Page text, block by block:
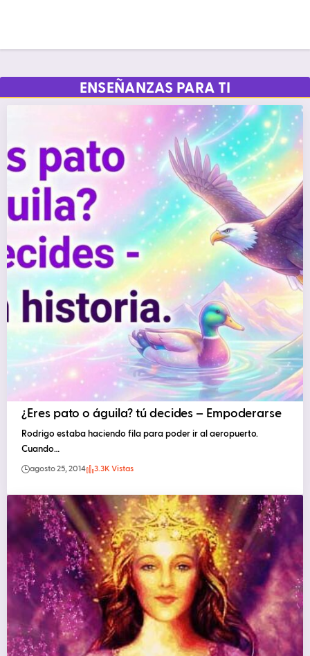
ENSEÑANZAS PARA TI
¿Eres pato o águila? tú decides – Empoderarse
Rodrigo estaba haciendo fila para poder ir al aeropuerto.
Cuando…
agosto 25, 2014 3.3K Vistas